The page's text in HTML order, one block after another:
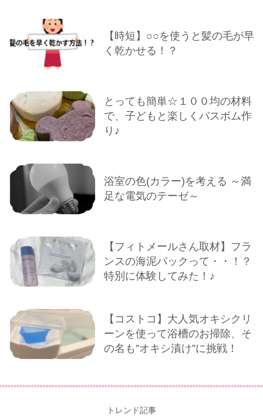
【時短】○○を使うと髪の毛が早
く乾かせる！？
とっても簡単☆１００均の材料
で、子どもと楽しくバスボム作
り♪
浴室の色(カラー)を考える ～満
足な電気のテーゼ～
【フィトメールさん取材】フラ
ンスの海泥パックって・・！？
特別に体験してみた！♪
【コストコ】大人気オキシクリ
ーンを使って浴槽のお掃除、そ
の名も”オキシ漬け”に挑戦！
トレンド記事